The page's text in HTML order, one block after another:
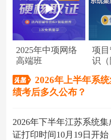
2025年中项网络
高端班
项
识（
2026年上半年系
绩考后多久公布？
2026年下半年江苏系统
证打印时间10月19日开始